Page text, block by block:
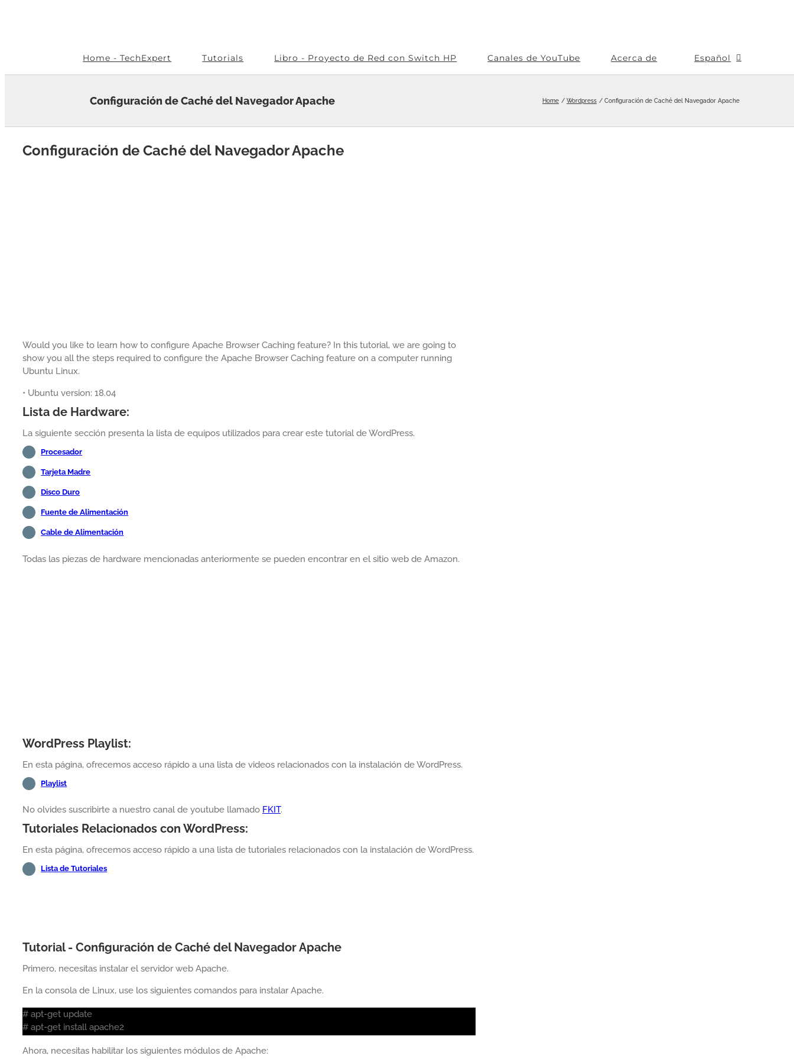
Home - TechExpert
Tutorials Libro - Proyecto de Red con Switch HP Canales de YouTube Acerca de Español
Configuración de Caché del Navegador Apache Home Wordpress Configuración de Caché del Navegador Apache
Configuración de Caché del Navegador Apache
Would you like to learn how to configure Apache Browser Caching feature? In this tutorial, we are going to
show you all the steps required to configure the Apache Browser Caching feature on a computer running
Ubuntu Linux.
• Ubuntu version: 18.04
Lista de Hardware:
La siguiente sección presenta la lista de equipos utilizados para crear este tutorial de WordPress.
Procesador
Tarjeta Madre
Disco Duro
Fuente de Alimentación
Cable de Alimentación
Todas las piezas de hardware mencionadas anteriormente se pueden encontrar en el sitio web de Amazon.
WordPress Playlist:
En esta página, ofrecemos acceso rápido a una lista de videos relacionados con la instalación de WordPress.
Playlist
No olvides suscribirte a nuestro canal de youtube llamado FKIT.
Tutoriales Relacionados con WordPress:
En esta página, ofrecemos acceso rápido a una lista de tutoriales relacionados con la instalación de WordPress.
Lista de Tutoriales
Tutorial - Configuración de Caché del Navegador Apache
Primero, necesitas instalar el servidor web Apache.
En la consola de Linux, use los siguientes comandos para instalar Apache.
# apt-get update
# apt-get install apache2
Ahora, necesitas habilitar los siguientes módulos de Apache: